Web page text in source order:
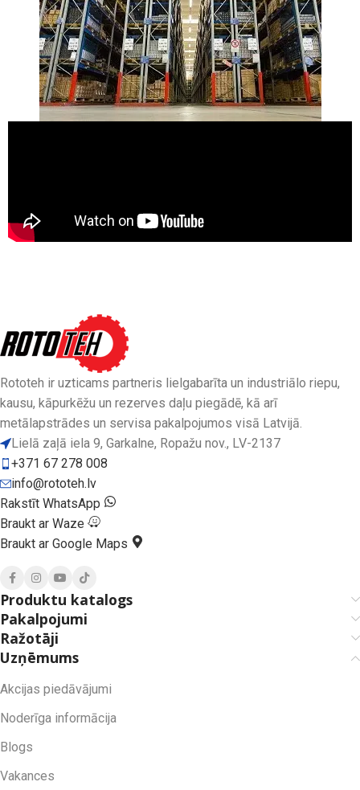
Rototeh ir uzticams partneris lielgabarīta un industriālo riepu,
kausu, kāpurkēžu un rezerves daļu piegādē, kā arī
metālapstrādes un servisa pakalpojumos visā Latvijā.
Lielā zaļā iela 9, Garkalne, Ropažu nov., LV-2137
+371 67 278 008
info@rototeh.lv
Rakstīt WhatsApp
Braukt ar Waze
Braukt ar Google Maps
Produktu katalogs
Pakalpojumi
Ražotāji
Uzņēmums
Akcijas piedāvājumi
Noderīga informācija
Blogs
Vakances